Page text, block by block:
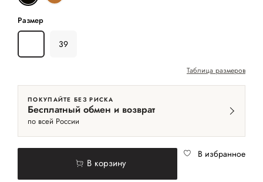
Размер
39
Таблица размеров
ПОКУПАЙТЕ БЕЗ РИСКА
Бесплатный обмен и возврат
по всей России
В корзину
В избранное